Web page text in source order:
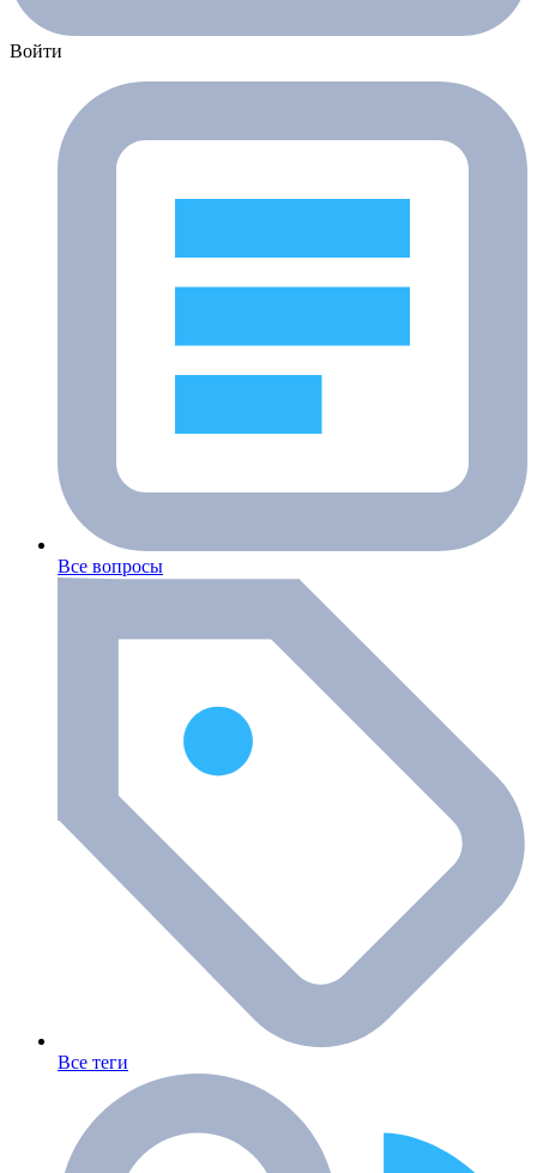
Войти
Все вопросы
Все теги